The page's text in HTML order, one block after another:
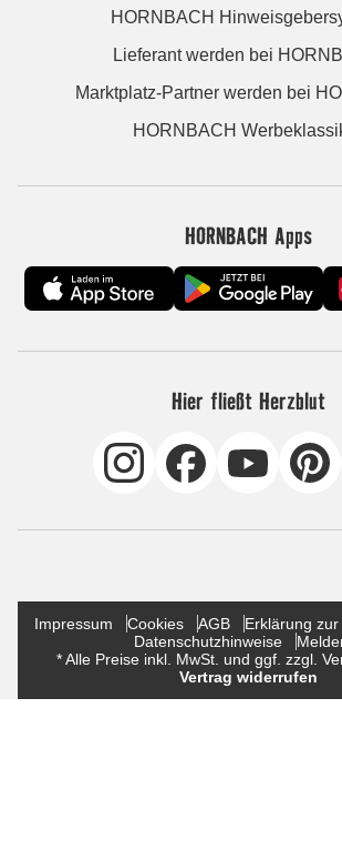
HORNBACH
Lieferant werden bei
Marktplatz-Partner werden bei
HORNBACH
HORNBACH Apps
Hier fließt Herzblut
Impressum Cookies AGB
Erklärung
Datenschutzhinweise
* Alle Preise inkl. MwSt. und ggf. zzgl.
Vertrag widerrufen